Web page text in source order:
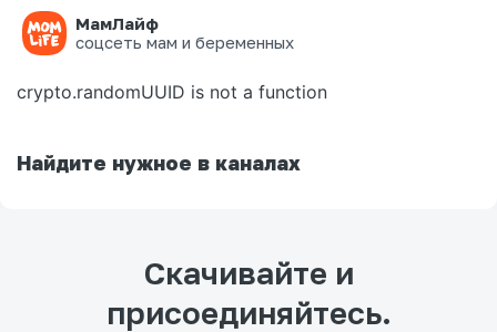
МамЛайф
соцсеть мам и беременных
Ошибка на странице
crypto.randomUUID is not a function
Найдите нужное в каналах
Скачивайте и
присоединяйтесь.